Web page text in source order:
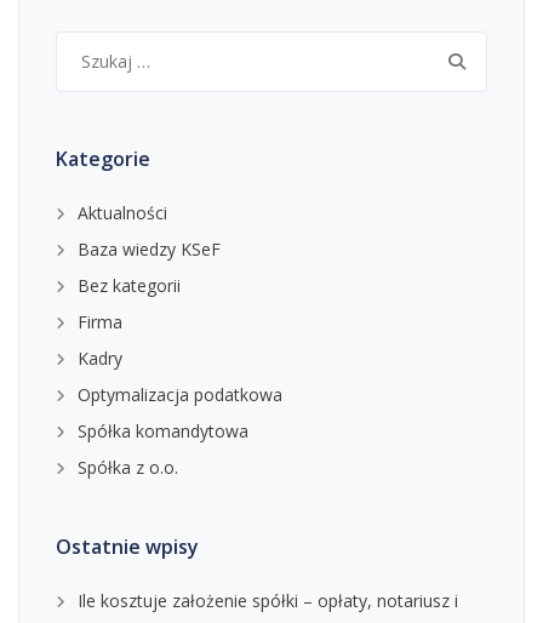
Kategorie
Aktualności
Baza wiedzy KSeF
Bez kategorii
Firma
Kadry
Optymalizacja podatkowa
Spółka komandytowa
Spółka z o.o.
Ostatnie wpisy
Ile kosztuje założenie spółki – opłaty, notariusz i